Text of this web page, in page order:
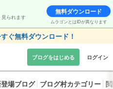
見られます
無料ダウンロード
ムラゴンとはIDが異なります
ぐ無料ダウンロード！
ブログをはじめる ログイン
場ブログ ブログ村カテゴリー